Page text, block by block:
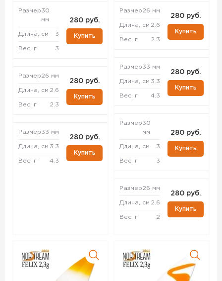
Размер30
мм
Длина, см 3
Вес, г 3
280 руб.
Купить
Размер26 мм
Длина, см 2.6
Вес, г 2.3
280 руб.
Купить
Размер33 мм
Длина, см 3.3
Вес, г 4.3
280 руб.
Купить
Размер26 мм
Длина, см 2.6
Вес, г 2.3
280 руб.
Купить
Размер33 мм
Длина, см 3.3
Вес, г 4.3
280 руб.
Купить
Размер30
мм
Длина, см 3
Вес, г 3
280 руб.
Купить
Размер26 мм
Длина, см 2.6
Вес, г 2
280 руб.
Купить